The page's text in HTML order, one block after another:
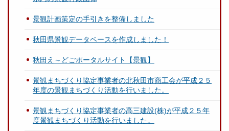
景観計画策定の手引きを整備しました
秋田県景観データベースを作成しました！
秋田え～どごポータルサイト【景観】
景観まちづくり協定事業者の北秋田市商工会が平成２５
年度の景観まちづくり活動を行いました。
景観まちづくり協定事業者の高三建設(株)が平成２５年
度景観まちづくり活動を行いました。